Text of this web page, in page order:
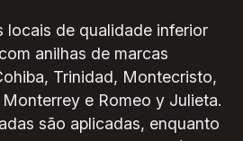
locais de qualidade inferior
anilhas de marcas
Trinidad, Montecristo,
e Romeo y Julieta.
são aplicadas, enquanto